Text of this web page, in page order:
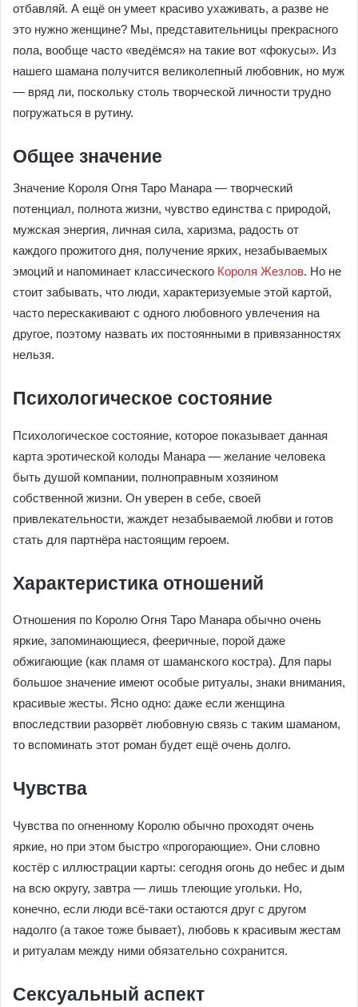
отбавляй. А ещё он умеет красиво ухаживать, а разве не
это нужно женщине? Мы, представительницы прекрасного
пола, вообще часто «ведёмся» на такие вот «фокусы». Из
нашего шамана получится великолепный любовник, но муж
— вряд ли, поскольку столь творческой личности трудно
погружаться в рутину.
Общее значение
Значение Короля Огня Таро Манара — творческий
потенциал, полнота жизни, чувство единства с природой,
мужская энергия, личная сила, харизма, радость от
каждого прожитого дня, получение ярких, незабываемых
эмоций и напоминает классического Короля Жезлов. Но не
стоит забывать, что люди, характеризуемые этой картой,
часто перескакивают с одного любовного увлечения на
другое, поэтому назвать их постоянными в привязанностях
нельзя.
Психологическое состояние
Психологическое состояние, которое показывает данная
карта эротической колоды Манара — желание человека
быть душой компании, полноправным хозяином
собственной жизни. Он уверен в себе, своей
привлекательности, жаждет незабываемой любви и готов
стать для партнёра настоящим героем.
Характеристика отношений
Отношения по Королю Огня Таро Манара обычно очень
яркие, запоминающиеся, фееричные, порой даже
обжигающие (как пламя от шаманского костра). Для пары
большое значение имеют особые ритуалы, знаки внимания,
красивые жесты. Ясно одно: даже если женщина
впоследствии разорвёт любовную связь с таким шаманом,
то вспоминать этот роман будет ещё очень долго.
Чувства
Чувства по огненному Королю обычно проходят очень
яркие, но при этом быстро «прогорающие». Они словно
костёр с иллюстрации карты: сегодня огонь до небес и дым
на всю округу, завтра — лишь тлеющие угольки. Но,
конечно, если люди всё-таки остаются друг с другом
надолго (а такое тоже бывает), любовь к красивым жестам
и ритуалам между ними обязательно сохранится.
Сексуальный аспект